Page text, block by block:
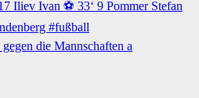
die Mannschaften a